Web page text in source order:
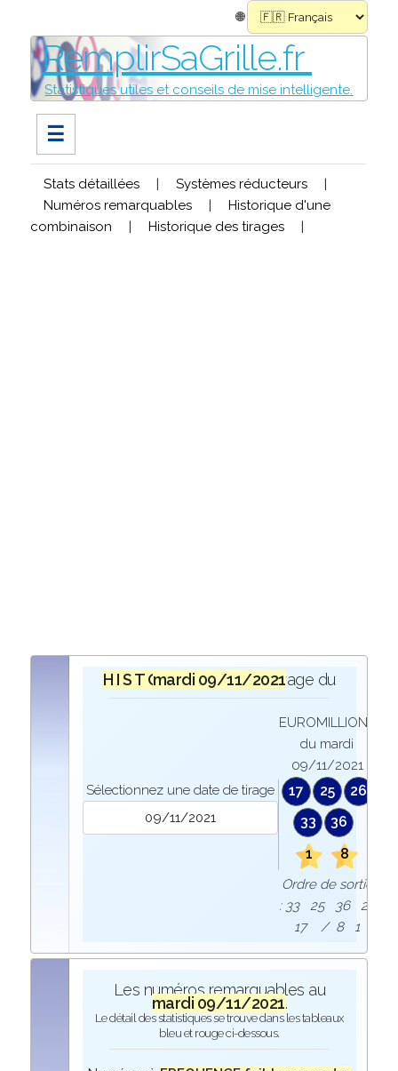
🌐
RemplirSaGrille.fr
Statistiques utiles et conseils de mise intelligente.
☰
Stats détaillées | Systèmes réducteurs
|
Numéros remarquables
|
Historique d'une
combinaison
| Historique des tirages |
H I S T O R I Q U Elors du tirage du
mardi 09/11/2021
Sélectionnez une date de tirage
EUROMILLIONS
du mardi
09/11/2021
17 25
26
33
36
1
8
Ordre de sortie
: 33 25 36 26
17 / 8 1
Les numéros remarquables au
mardi 09/11/2021.
Le détail des statistiques se trouve dans les tableaux
bleu et rouge ci-dessous.